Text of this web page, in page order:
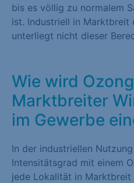
bis es völlig zu normalem
ist. Industriell in Marktbreit
unterliegt nicht dieser
Wie wird
Marktbreiter
im Gewerbe
In der industriellen
Intensitätsgrad mit einem
jede Lokalität in